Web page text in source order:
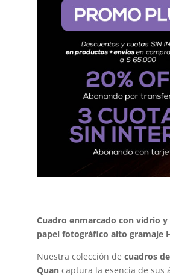
Cuadro enmarcado con vidrio
papel fotográfico alto gramaje
Nuestra colección de cuadros
Quancaptura la esencia de sus